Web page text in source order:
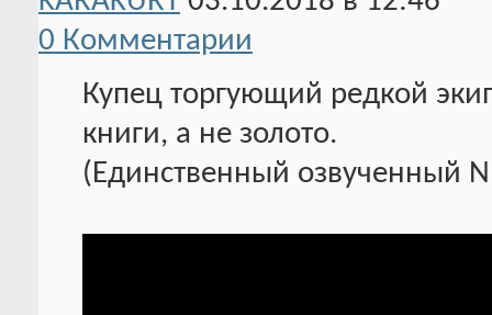
0 Комментарии
Купец торгующий редкой
книги, а не золото.
(Единственный озвученный